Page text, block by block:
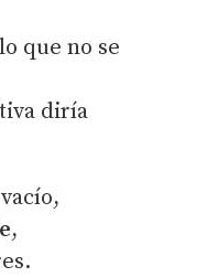
que no se
diría
,